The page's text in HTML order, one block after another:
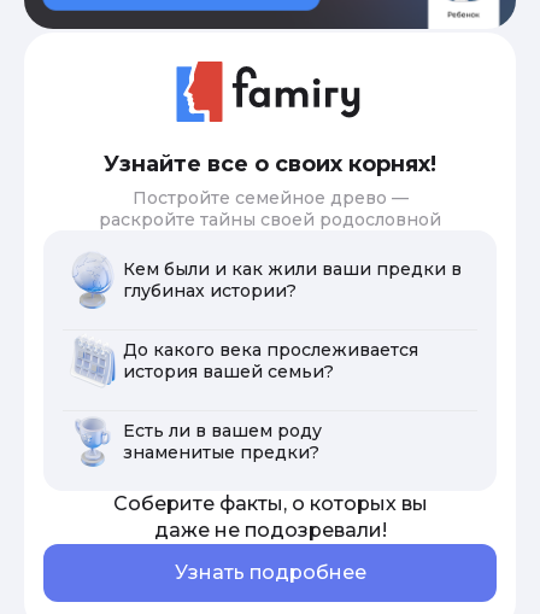
Узнайте все о своих корнях!
Постройте семейное древо —
раскройте тайны своей родословной
Кем были и как жили ваши предки в
глубинах истории?
До какого века прослеживается
история вашей семьи?
Есть ли в вашем роду
знаменитые предки?
Соберите факты, о которых вы
даже не подозревали!
Узнать подробнее